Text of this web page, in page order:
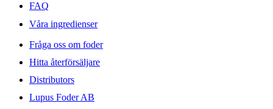
FAQ
Våra ingredienser
Fråga oss om foder
Hitta återförsäljare
Distributors
Lupus Foder AB